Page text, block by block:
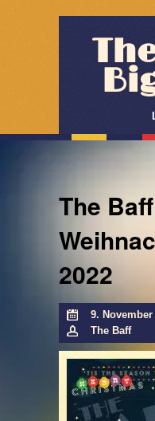
The
2022
9. November
The Baff